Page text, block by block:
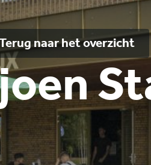
naar het overzicht